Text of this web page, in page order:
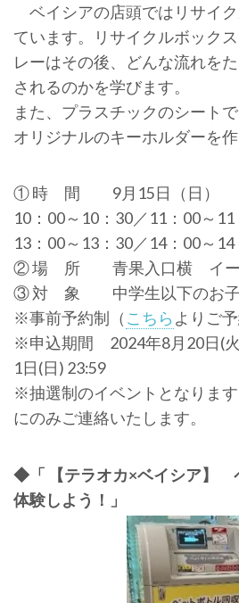
ベイシアの店頭ではリサイ
ています。リサイクルボック
レーはその後、どんな流れを
されるのかを学びます。
また、プラスチックのシート
オリジナルのキーホルダーを
① 時 間 9月15日（日）
10：00～10：30／11：00～11
13：00～13：30／14：00～14
② 場 所 青果入口横 イー
③ 対 象 中学生以下のお子
※事前予約制（ こちら よりご
※申込期間 2024年8月20日(火
1日(日) 23:59
※抽選制のイベントとなりま
にのみご連絡いたします。
◆「 【テラオカ×ベイシア】
体験しよう！」